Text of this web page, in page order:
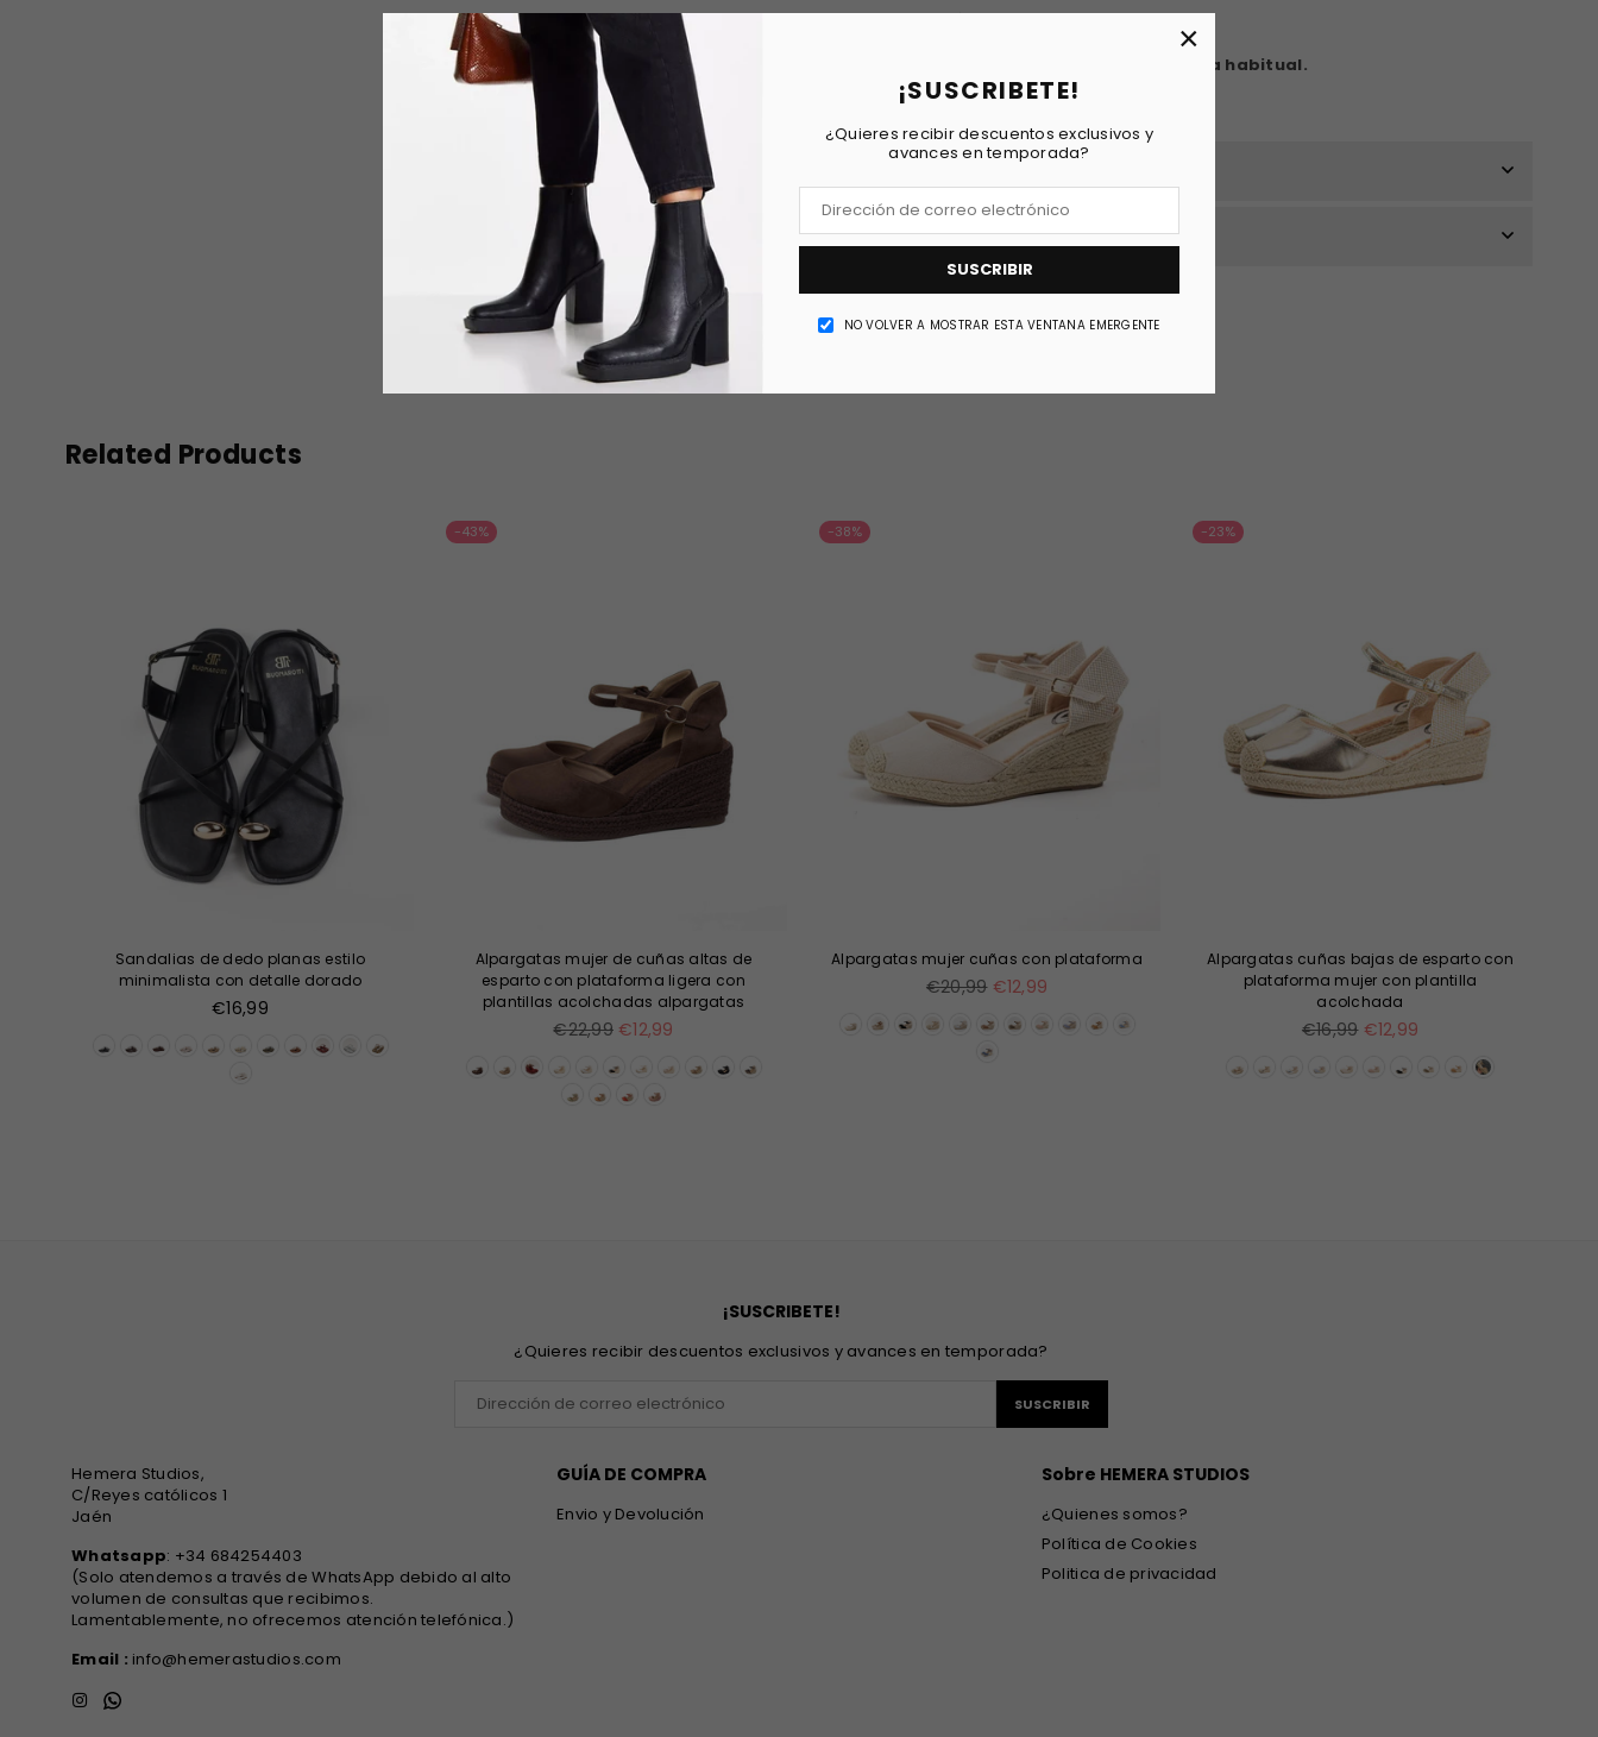
¡SUSCRIBETE!
¿Quieres recibir descuentos exclusivos y
avances en temporada?
SUSCRIBIR
NO VOLVER A MOSTRAR ESTA VENTANA EMERGENTE
×
Altura de tacón: 5.0 cm
Tallas normal. Se recomienda pedir la talla habitual.
REVIEWS
Related Products
Sandalias de dedo planas estilo
minimalista con detalle dorado
Precio
€16,99
-43%
Alpargatas mujer de cuñas altas de
esparto con plataforma ligera con
plantillas acolchadas alpargatas
Precio
€22,99 €12,99
-38%
Alpargatas mujer cuñas con plataforma
Precio
€20,99 €12,99
-23%
Alpargatas cuñas bajas de esparto con
plataforma mujer con plantilla
acolchada
Precio
€16,99 €12,99
¡SUSCRIBETE!
¿Quieres recibir descuentos exclusivos y avances en temporada?
SUSCRIBIR
Hemera Studios,
C/Reyes católicos 1
Jaén
Whatsapp: +34 684254403
(Solo atendemos a través de WhatsApp debido al alto
volumen de consultas que recibimos.
Lamentablemente, no ofrecemos atención telefónica.)
Email : info@hemerastudios.com
InstagramWhatsapp
GUÍA DE COMPRA
Envio y Devolución
Sobre HEMERA STUDIOS
¿Quienes somos?
Política de Cookies
Politica de privacidad